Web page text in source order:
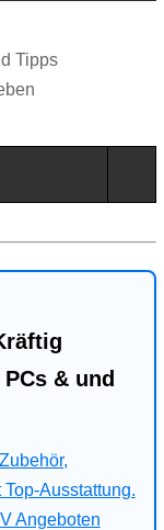
Tipps
& und
Ausstattung.
Angeboten